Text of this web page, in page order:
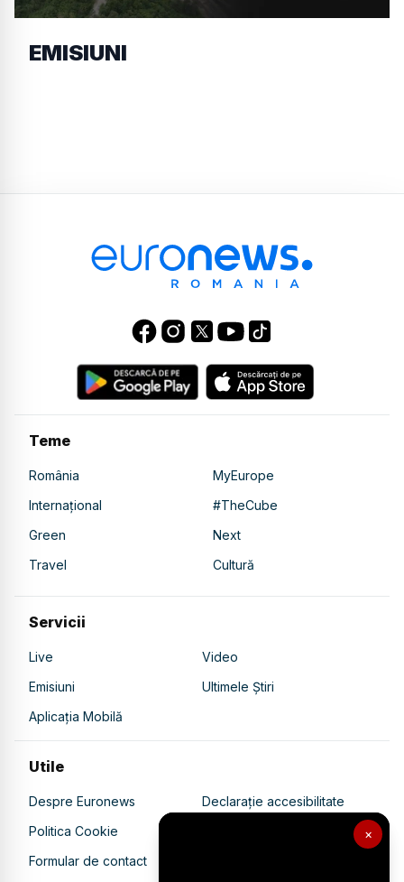
×
EMISIUNI
Teme
România
MyEurope
Internațional
#TheCube
Green
Next
Travel
Cultură
Servicii
Live
Video
Emisiuni
Ultimele Știri
Aplicația Mobilă
Utile
Despre Euronews
Declarație accesibilitate
Politica Cookie
Politica de confidențialitate
Formular de contact